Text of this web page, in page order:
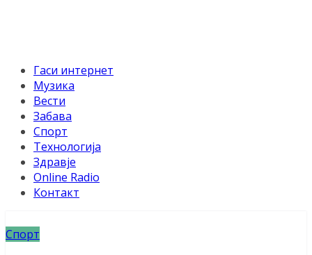
Гаси интернет
Музика
Вести
Забава
Спорт
Технологија
Здравје
Online Radio
Контакт
Спорт